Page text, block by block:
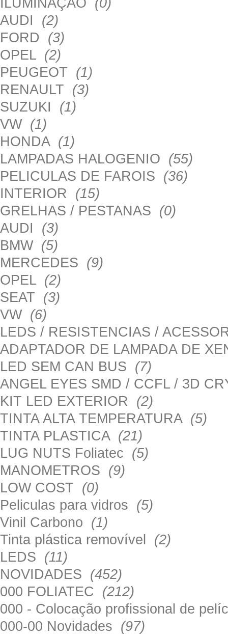
ILUMINAÇAO (0)
AUDI (2)
FORD (3)
OPEL (2)
PEUGEOT (1)
RENAULT (3)
SUZUKI (1)
VW (1)
HONDA (1)
LAMPADAS HALOGENIO (55)
PELICULAS DE FAROIS (36)
INTERIOR (15)
GRELHAS / PESTANAS (0)
AUDI (3)
BMW (5)
MERCEDES (9)
OPEL (2)
SEAT (3)
VW (6)
LEDS / RESISTENCIAS /
ADAPTADOR DE LAMPADA DE
LED SEM CAN BUS (7)
ANGEL EYES SMD / CCFL / 3D
KIT LED EXTERIOR (2)
TINTA ALTA TEMPERATURA (5)
TINTA PLASTICA (21)
LUG NUTS Foliatec (5)
MANOMETROS (9)
LOW COST (0)
Peliculas para vidros (5)
Vinil Carbono (1)
Tinta plástica removível (2)
LEDS (11)
NOVIDADES (452)
000 FOLIATEC (212)
000 - Colocação profissional de
000-00 Novidades (97)